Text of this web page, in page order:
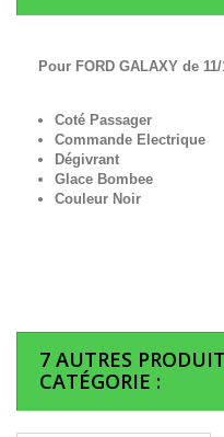
Pour FORD GALAXY de
Coté Passager
Commande Electrique
Dégivrant
Glace Bombee
Couleur Noir
7 AUTRES
CATÉGORIE :